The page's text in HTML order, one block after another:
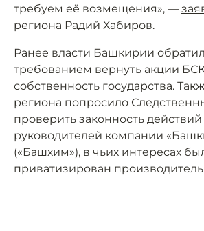
требуем её возмещения», —
региона Радий Хабиров.
Ранее власти Башкирии
требованием вернуть акции
собственность государства.
региона попросило
проверить законность
руководителей компании
(«Башхим»), в чьих интересах
приватизирован